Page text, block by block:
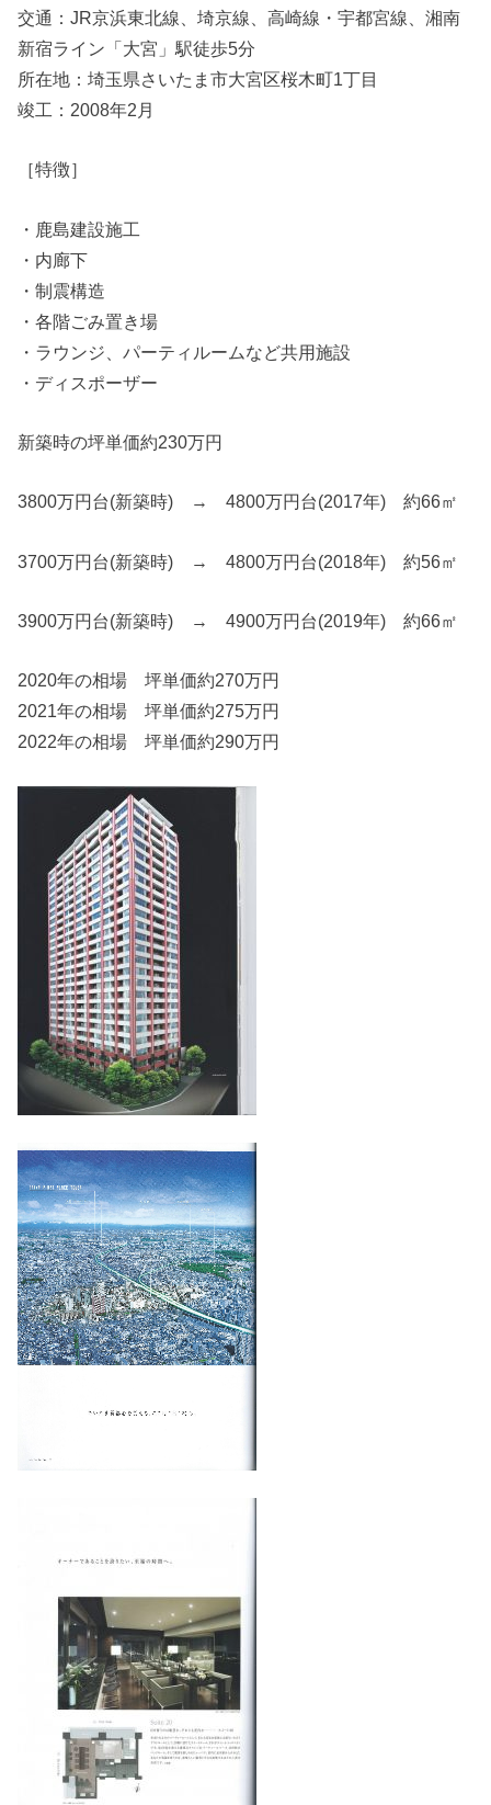
交通：JR京浜東北線、埼京線、高崎線・宇都宮線、湘南
新宿ライン「大宮」駅徒歩5分
所在地：埼玉県さいたま市大宮区桜木町1丁目
竣工：2008年2月
［特徴］
・鹿島建設施工
・内廊下
・制震構造
・各階ごみ置き場
・ラウンジ、パーティルームなど共用施設
・ディスポーザー
新築時の坪単価約230万円
3800万円台(新築時) → 4800万円台(2017年) 約66㎡
3700万円台(新築時) → 4800万円台(2018年) 約56㎡
3900万円台(新築時) → 4900万円台(2019年) 約66㎡
2020年の相場 坪単価約270万円
2021年の相場 坪単価約275万円
2022年の相場 坪単価約290万円